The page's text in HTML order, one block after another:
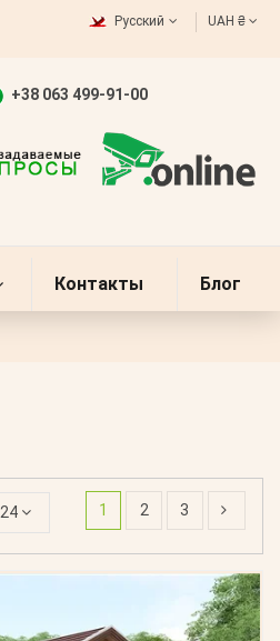
Русский UAH ₴
+38 063 499-91-00
Контакты Блог
24 1 2 3